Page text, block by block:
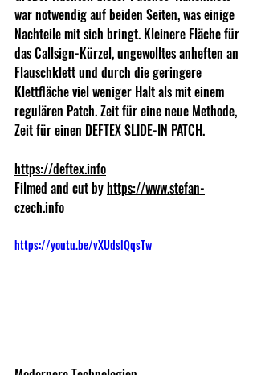
war notwendig auf beiden Seiten, was einige
Nachteile mit sich bringt. Kleinere Fläche für
das Callsign-Kürzel, ungewolltes anheften an
Flauschklett und durch die geringere
Klettfläche viel weniger Halt als mit einem
regulären Patch. Zeit für eine neue Methode,
Zeit für einen DEFTEX SLIDE-IN PATCH.
https://deftex.info
Filmed and cut by https://www.stefan-
czech.info
https://youtu.be/vXUdslQqsTw